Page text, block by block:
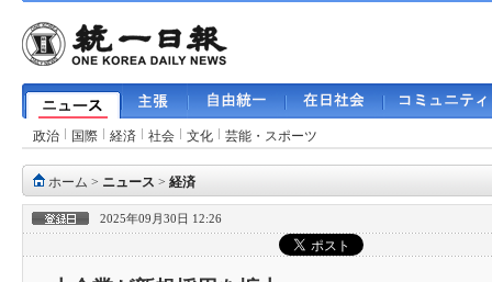
政治 国際 経済 社会 文化 芸能・スポーツ
ホーム > ニュース > 経済
2025年09月30日 12:26